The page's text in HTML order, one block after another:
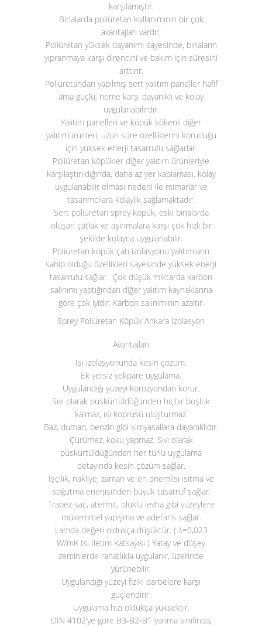
karşılamıştır.
Binalarda poliüretan kullanımının bir çok
avantajları vardır;
Poliüretan yüksek dayanımı sayesinde, binaların
yıpranmaya karşı direncini ve bakım için süresini
arttırır.
Poliüretandan yapılmış sert yalıtım paneller hafif
ama güçlü, neme karşı dayanıklı ve kolay
uygulanabilirdir.
Yalıtım panelleri ve köpük kökenli diğer
yalıtımürünleri, uzun süre özelliklerini koruduğu
için yüksek enerji tasarrufu sağlarlar.
Poliüretan köpükler diğer yalıtım ürünleriyle
karşılaştırıldığında, daha az yer kaplaması, kolay
uygulanabilir olması nedeni ile mimarlar ve
tasarımcılara kolaylık sağlamaktadır.
Sert poliüretan sprey köpük, eski binalarda
oluşan çatlak ve aşınmalara karşı çok hızlı bir
şekilde kolayca uygulanabilir.
Poliüretan köpük çatı izolasyonu yalıtımların
sahip olduğu özellikleri sayesinde yüksek enerji
tasarrufu sağlar. Çok düşük miktarda karbon
salınımı yaptığından diğer yalıtım kaynaklarına
göre çok iyidir. Karbon salınımının azaltır.
Sprey Poliüretan Köpük Ankara İzolasyon
Avantajları
Isı izolasyonunda kesin çözüm.
Ek yersiz yekpare uygulama.
Uygulandığı yüzeyi korozyondan korur.
Sıvı olarak püskürtüldüğünden hiçbir boşluk
kalmaz, ısı koprüsü uluşturmaz.
Baz, duman, benzin gibi kimyasallara dayanıklıdır.
Çürümez, koku yapmaz, Sıvı olarak
püskürtüldüğünden her türlü uygulama
detayında kesin çözüm sağlar.
İşçilik, nakliye, zaman ve en önemlisi ısıtma ve
soğutma enerjisinden büyük tasarruf sağlar.
Trapez sac, atermit, oluklu levha gibi yüzeylere
mükemmel yapışma ve aderans sağlar.
Lamda değeri oldukça düşüktür. ( λ=0,023
W/mK Isı İletim Katsayısı ) Yatay ve düşey
zeminlerde rahatlıkla uygulanır, üzerinde
yürünebilir.
Uygulandığı yüzeyi fiziki darbelere karşı
güçlendirir.
Uygulama hızı oldukça yüksektir.
DIN 4102’ye göre B3-B2-B1 yanma sınıfında,